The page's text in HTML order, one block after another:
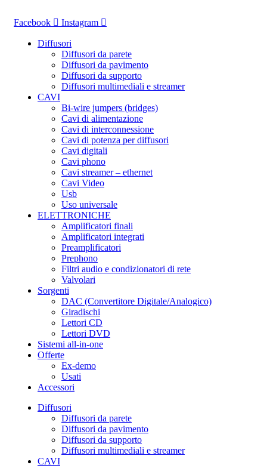
Facebook Instagram
Diffusori
Diffusori da parete
Diffusori da pavimento
Diffusori da supporto
Diffusori multimediali e streamer
CAVI
Bi-wire jumpers (bridges)
Cavi di alimentazione
Cavi di interconnessione
Cavi di potenza per diffusori
Cavi digitali
Cavi phono
Cavi streamer – ethernet
Cavi Video
Usb
Uso universale
ELETTRONICHE
Amplificatori finali
Amplificatori integrati
Preamplificatori
Prephono
Filtri audio e condizionatori di rete
Valvolari
Sorgenti
DAC (Convertitore Digitale/Analogico)
Giradischi
Lettori CD
Lettori DVD
Sistemi all-in-one
Offerte
Ex-demo
Usati
Accessori
Diffusori
Diffusori da parete
Diffusori da pavimento
Diffusori da supporto
Diffusori multimediali e streamer
CAVI